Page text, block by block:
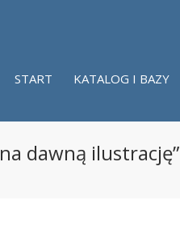
START KATALOG I BAZY
dawną ilustrację”